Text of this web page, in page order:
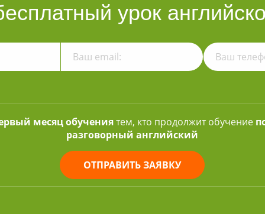
урок
месяц обучениятем, кто продолжит обучение
разговорный английский
ОТПРАВИТЬ ЗАЯВКУ